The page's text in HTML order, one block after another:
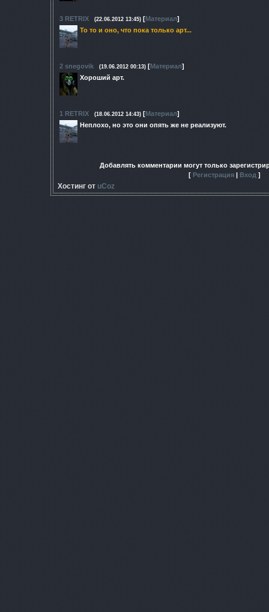
3 RETRIX (22.06.2012 13:45) [Материал]
То то и оно, что пока только арт...
2 snegovik (19.06.2012 00:13) [Материал]
Хороший арт.
1 RETRIX (18.06.2012 14:43) [Материал]
Неплохо, но это они опять же не реализуют.
Добавлять комментарии могут только
[ Регистрация Вход ]
Хостинг от uCoz